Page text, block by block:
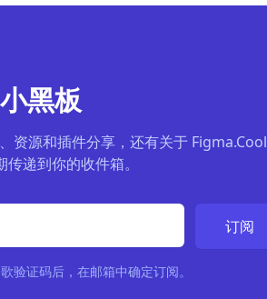
黑板
资源和插件分享，还有关于 Figma.Cool
递到你的收件箱。
订阅
验证码后，在邮箱中确定订阅。